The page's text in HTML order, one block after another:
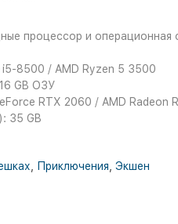
процессор и операционная
8500 / AMD Ryzen 5 3500
GB ОЗУ
RTX 2060 / AMD Radeon
35 GB
Приключения Экшен